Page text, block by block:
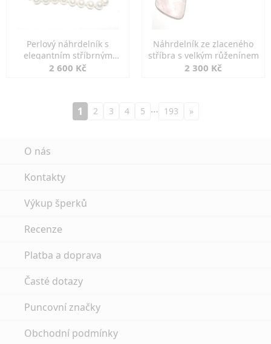
Perlový náhrdelník s
elegantním stříbrným
zapínáním
2 600 Kč
Náhrdelník ze zlaceného
stříbra s velkým růženínem
2 300 Kč
1 2 3 4 5 … 193 »
O nás
Kontakty
Výkup šperků
Recenze
Platba a doprava
Časté dotazy
Puncovní značky
Obchodní podmínky